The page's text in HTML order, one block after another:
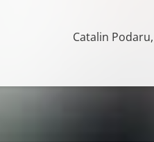
Catalin